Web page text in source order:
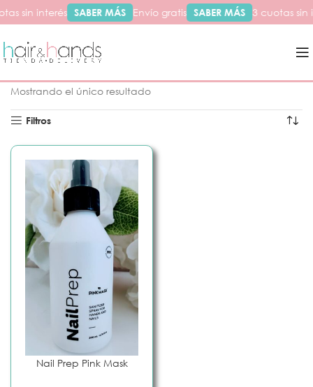
sin interés SABER MÁS Envío gratis SABER MÁS 3 cuotas sin
Mostrando el único resultado
Filtros
Nail Prep Pink Mask